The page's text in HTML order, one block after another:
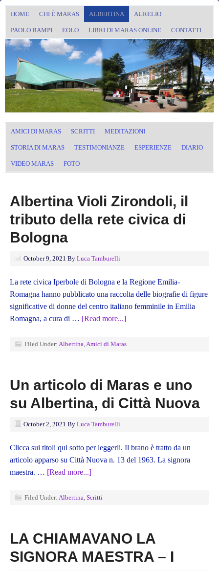
HOME CHI È MARAS ALBERTINA AURELIO
PAOLO BAMPI EOLO LIBRI DI MARAS ONLINE CONTATTI
AMICI DI MARAS SCRITTI MEDITAZIONI
STORIA DI MARAS TESTIMONIANZE ESPERIENZE DIARIO
VIDEO MARAS FOTO
Albertina Violi Zirondoli, il
tributo della rete civica di
Bologna
October 9, 2021 By Luca Tamburelli
La rete civica Iperbole di Bologna e la Regione Emilia-
Romagna hanno pubblicato una raccolta delle biografie di figure
significative di donne del centro italiano femminile in Emilia
Romagna, a cura di … [Read more...]
Filed Under: Albertina,Amici di Maras
Un articolo di Maras e uno
su Albertina, di Città Nuova
October 2, 2021 By Luca Tamburelli
Clicca sui titoli qui sotto per leggerli. Il brano è tratto da un
articolo apparso su Città Nuova n. 13 del 1963. La signora
maestra. … [Read more...]
Filed Under: Albertina, Scritti
LA CHIAMAVANO LA
SIGNORA MAESTRA – I